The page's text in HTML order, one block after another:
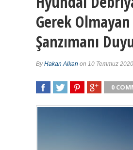
Gerek
Şanzımanı
ByHakan Alkan on 10 Temmuz 2020
0